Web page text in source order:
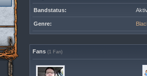
Bandstatus:
Genre:
Fans (1 Fan)